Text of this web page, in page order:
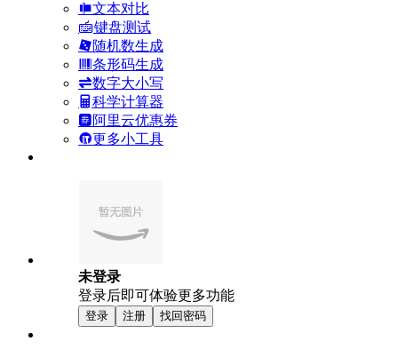
文本对比
键盘测试
随机数生成
条形码生成
数字大小写
科学计算器
阿里云优惠券
更多小工具
未登录
登录后即可体验更多功能
登录 注册 找回密码